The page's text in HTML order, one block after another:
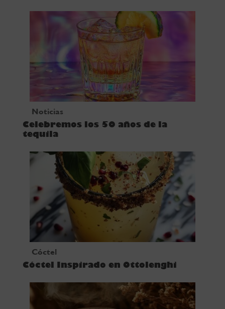
Noticias
Celebremos los 50 años de la
tequila
Cóctel
Cóctel Inspirado en Ottolenghi